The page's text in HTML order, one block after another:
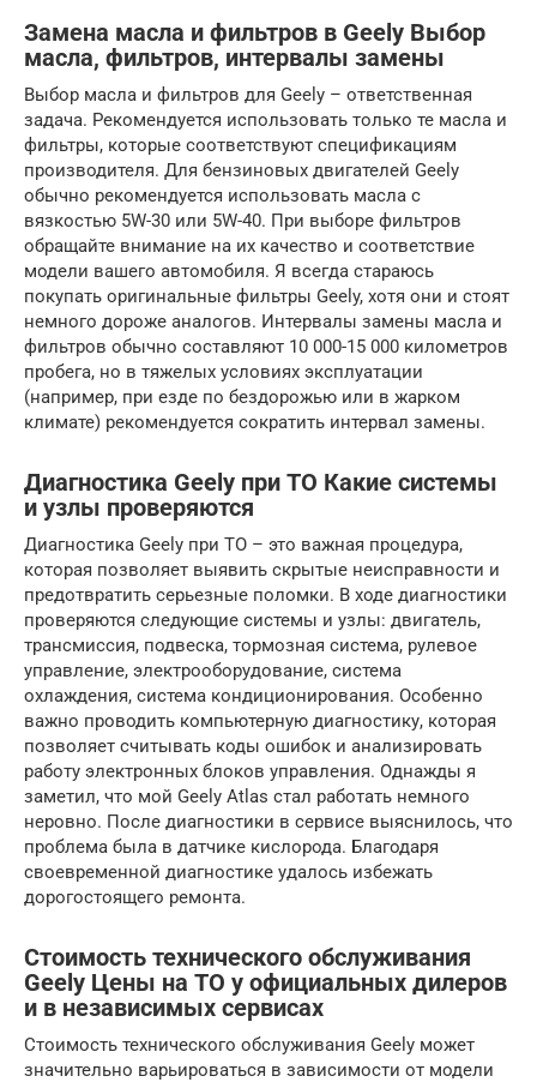
Замена масла и фильтров в Geely Выбор
масла, фильтров, интервалы замены
Выбор масла и фильтров для Geely – ответственная
задача. Рекомендуется использовать только те масла и
фильтры, которые соответствуют спецификациям
производителя. Для бензиновых двигателей Geely
обычно рекомендуется использовать масла с
вязкостью 5W-30 или 5W-40. При выборе фильтров
обращайте внимание на их качество и соответствие
модели вашего автомобиля. Я всегда стараюсь
покупать оригинальные фильтры Geely, хотя они и стоят
немного дороже аналогов. Интервалы замены масла и
фильтров обычно составляют 10 000-15 000 километров
пробега, но в тяжелых условиях эксплуатации
(например, при езде по бездорожью или в жарком
климате) рекомендуется сократить интервал замены.
Диагностика Geely при ТО Какие системы
и узлы проверяются
Диагностика Geely при ТО – это важная процедура,
которая позволяет выявить скрытые неисправности и
предотвратить серьезные поломки. В ходе диагностики
проверяются следующие системы и узлы: двигатель,
трансмиссия, подвеска, тормозная система, рулевое
управление, электрооборудование, система
охлаждения, система кондиционирования. Особенно
важно проводить компьютерную диагностику, которая
позволяет считывать коды ошибок и анализировать
работу электронных блоков управления. Однажды я
заметил, что мой Geely Atlas стал работать немного
неровно. После диагностики в сервисе выяснилось, что
проблема была в датчике кислорода. Благодаря
своевременной диагностике удалось избежать
дорогостоящего ремонта.
Стоимость технического обслуживания
Geely Цены на ТО у официальных дилеров
и в независимых сервисах
Стоимость технического обслуживания Geely может
значительно варьироваться в зависимости от модели